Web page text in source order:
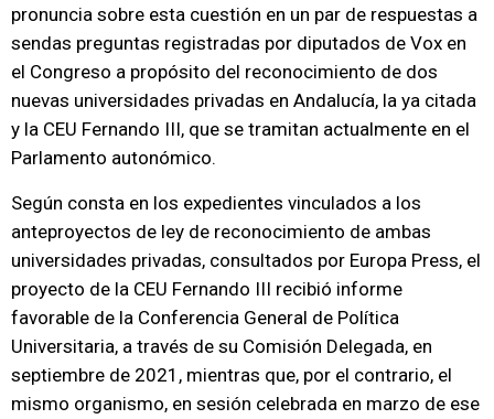
pronuncia sobre esta cuestión en un par de respuestas a
sendas preguntas registradas por diputados de Vox en
el Congreso a propósito del reconocimiento de dos
nuevas universidades privadas en Andalucía, la ya citada
y la CEU Fernando III, que se tramitan actualmente en el
Parlamento autonómico.
Según consta en los expedientes vinculados a los
anteproyectos de ley de reconocimiento de ambas
universidades privadas, consultados por Europa Press, el
proyecto de la CEU Fernando III recibió informe
favorable de la Conferencia General de Política
Universitaria, a través de su Comisión Delegada, en
septiembre de 2021, mientras que, por el contrario, el
mismo organismo, en sesión celebrada en marzo de ese